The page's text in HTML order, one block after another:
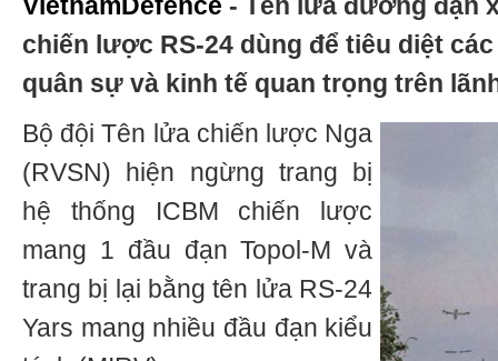
chiến lược RS-24 dùng để tiêu diệt
quân sự và kinh tế quan trọng trên
Bộ đội Tên lửa chiến lược Nga
(RVSN) hiện ngừng trang bị
hệ thống ICBM chiến lược
mang 1 đầu đạn Topol-M và
trang bị lại bằng tên lửa RS-24
Yars mang nhiều đầu đạn kiểu